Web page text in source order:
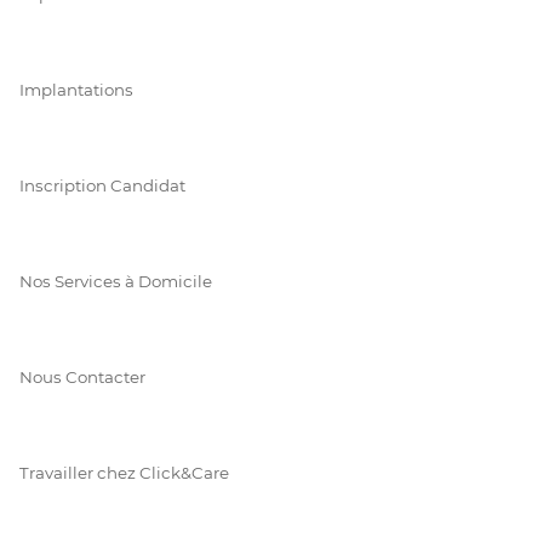
Implantations
Inscription Candidat
Nos Services à Domicile
Nous Contacter
Travailler chez Click&Care